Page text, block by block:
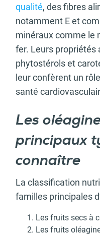
qualité, des fibres
notamment E et
minéraux comme le
fer. Leurs propriétés
phytostérols et
leur confèrent un
santé
Les
principaux
connaître
La classification
familles principales
Les fruits secs à
Les fruits